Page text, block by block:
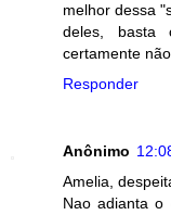
melhor dessa
deles, basta
certamente
Responder
Anônimo
Amelia,
Nao adianta o